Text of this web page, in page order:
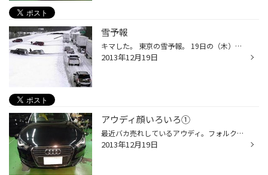
雪予報
キマした。 東京の雪予報。 19日の（木）にかけての雪予報。 気象庁は関東甲信では19日朝にかけて広い範囲で雪となり、山沿いでは大雪になるとして、路面の凍結や交通の乱れに注意を呼び掛けています。関東南部の平野部でも雪が積もる所がある見込み。 雪予報があると途端にタイヤ屋は大混雑します...
2013年12月19日
アウディ顔いろいろ①
最近バカ売れしているアウディ。フォルクスワーゲングループの中核を担うプレミアム部門。 最近のアウディの特徴がこのシングルフレームグリル。最近ではレクサス、トヨタ、マツダも 前から見ると似たような感じですよね。どこのメーカーが元祖か知りませんけど・・・・。 ①アウディA1 VWポロと基本...
2013年12月19日